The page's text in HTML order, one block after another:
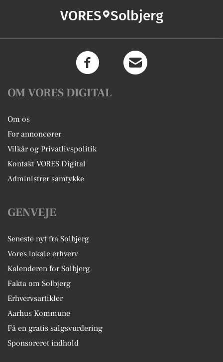
VORES Solbjerg
OM VORES DIGITAL
Om os
For annoncører
Vilkår og Privatlivspolitik
Kontakt VORES Digital
Administrer samtykke
GENVEJE
Seneste nyt fra Solbjerg
Vores lokale erhverv
Kalenderen for Solbjerg
Fakta om Solbjerg
Erhvervsartikler
Aarhus Kommune
Få en gratis salgsvurdering
Sponsoreret indhold